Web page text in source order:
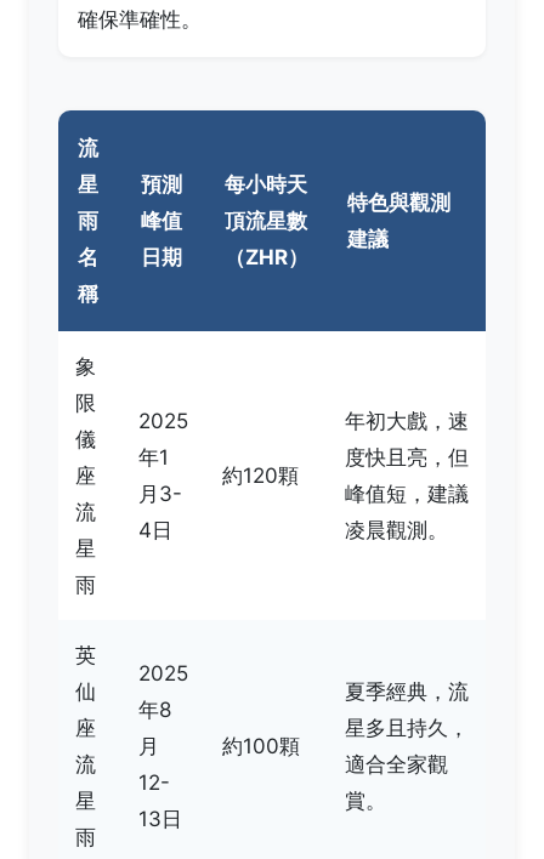
確保準確性。
流
星
雨
名
稱
預測
峰值
日期
每小時天
頂流星數
（ZHR）
特色與觀測
建議
象
限
儀
座
流
星
雨
2025
年1
月3-
4日
約120顆
年初大戲，速
度快且亮，但
峰值短，建議
凌晨觀測。
英
仙
座
流
星
雨
2025
年8
月
12-
13日
約100顆
夏季經典，流
星多且持久，
適合全家觀
賞。